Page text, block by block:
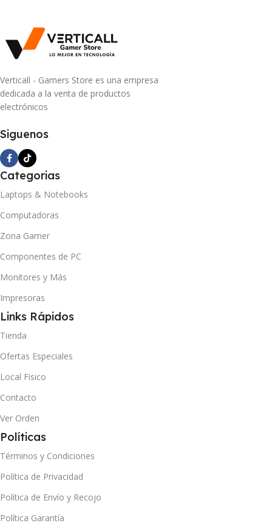
Verticall - Gamers Store es una empresa
dedicada a la venta de productos
electrónicos
Siguenos
Categorias
Laptops & Notebooks
Computadoras
Zona Gamer
Componentes de PC
Monitores y Más
Impresoras
Links Rápidos
Tienda
Ofertas Especiales
Local Fisico
Contacto
Ver Orden
Políticas
Términos y Condiciones
Política de Privacidad
Política de Envío y Recojo
Política Garantía